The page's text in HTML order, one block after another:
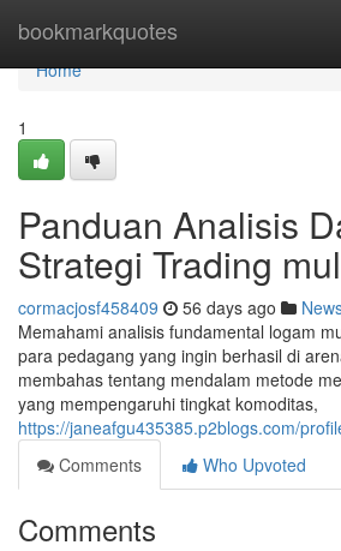
bookmarkquotes
Home
Home
1
Panduan Analisis
Strategi Trading
cormacjosf458409 56 days ago
Memahami analisis fundamental logam
para pedagang yang ingin berhasil di
membahas tentang mendalam metode
yang mempengaruhi tingkat komoditas,
https://janeafgu435385.p2blogs.com/
Comments
Who Upvoted
Comments